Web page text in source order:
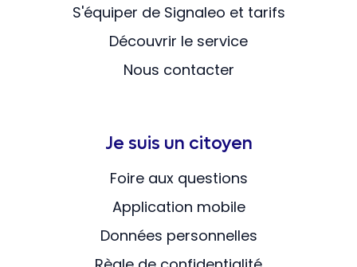
S'équiper de Signaleo et tarifs
Découvrir le service
Nous contacter
Je suis un citoyen
Foire aux questions
Application mobile
Données personnelles